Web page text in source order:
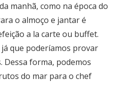
manhã, como na época do
o almoço e jantar é
a la carte ou buffet.
que poderíamos provar
Dessa forma, podemos
do mar para o chef